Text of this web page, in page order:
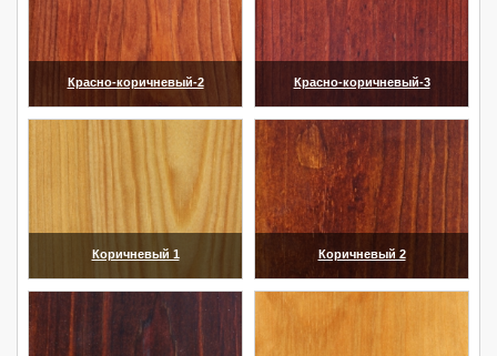
Красно-коричневый-2 Красно-коричневый-3
Коричневый 1 Коричневый 2